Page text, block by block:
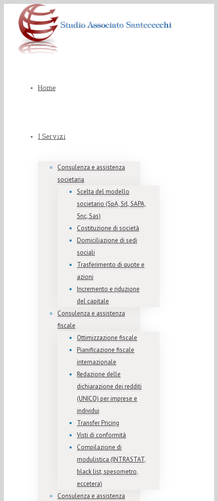
Home
I Servizi
Consulenza e assistenza
societaria
Scelta del modello
societario (SpA, Srl, SAPA,
Snc, Sas)
Costituzione di società
Domiciliazione di sedi
sociali
Trasferimento di quote e
azioni
Incremento e riduzione
del capitale
Consulenza e assistenza
fiscale
Ottimizzazione fiscale
Pianificazione fiscale
internazionale
Redazione delle
dichiarazione dei redditi
(UNICO) per imprese e
individui
Transfer Pricing
Visti di conformità
Compilazione di
modulistica (INTRASTAT,
black list, spesometro,
eccetera)
Consulenza e assistenza